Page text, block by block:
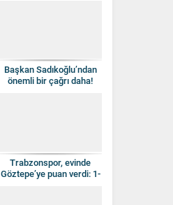
Başkan Sadıkoğlu’ndan
önemli bir çağrı daha!
Trabzonspor, evinde
Göztepe’ye puan verdi: 1-